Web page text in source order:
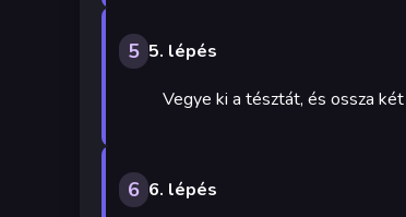
5 5. lépés
Vegye ki a tésztát, és ossza
6 6. lépés